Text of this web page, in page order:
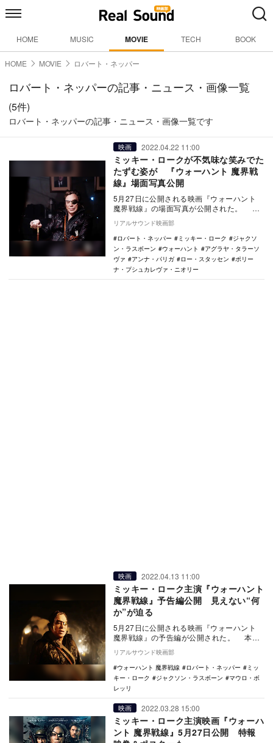
HOME MUSIC MOVIE TECH BOOK
HOME MOVIE ロバート・ネッパー
ロバート・ネッパーの記事・ニュース・画像一覧
(5件)
ロバート・ネッパーの記事・ニュース・画像一覧です
映画 2022.04.22 11:00
ミッキー・ロークが不気味な笑みでた
たずむ姿が 『ウォーハント 魔界戦
線』場面写真公開
5月27日に公開される映画『ウォーハント
魔界戦線』の場面写真が公開された。 本
作は、第2次世界大戦末期を舞台にしたアク
ショ…
リアルサウンド映画部
ロバート・ネッパー
ミッキー・ローク
ジャクソ
ン・ラスボーン
ウォーハント
アグラヤ・タラーソ
ヴァ
アンナ・パリガ ロー・スタッセン
ポリー
ナ・プシュカレヴァ・ニオリー
映画 2022.04.13 11:00
ミッキー・ローク主演『ウォーハント
魔界戦線』予告編公開 見えない“何
か”が迫る
5月27日に公開される映画『ウォーハント
魔界戦線』の予告編が公開された。 本作
は、第2次世界大戦末期を舞台にしたアクシ
ョン…
リアルサウンド映画部
ウォーハント 魔界戦線
ロバート・ネッパー
ミッ
キー・ローク
ジャクソン・ラスボーン
マウロ・ボ
レッリ
映画 2022.03.28 15:00
ミッキー・ローク主演映画『ウォーハ
ント 魔界戦線』5月27日公開 特報